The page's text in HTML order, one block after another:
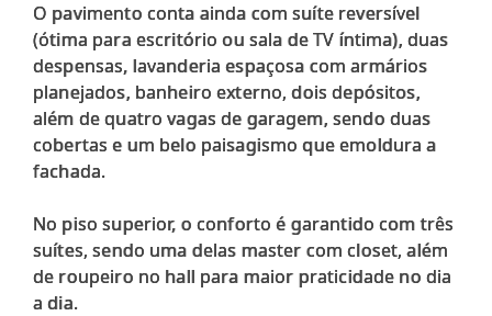
O pavimento conta ainda com suíte reversível
(ótima para escritório ou sala de TV íntima), duas
despensas, lavanderia espaçosa com armários
planejados, banheiro externo, dois depósitos,
além de quatro vagas de garagem, sendo duas
cobertas e um belo paisagismo que emoldura a
fachada.
No piso superior, o conforto é garantido com três
suítes, sendo uma delas master com closet, além
de roupeiro no hall para maior praticidade no dia
a dia.